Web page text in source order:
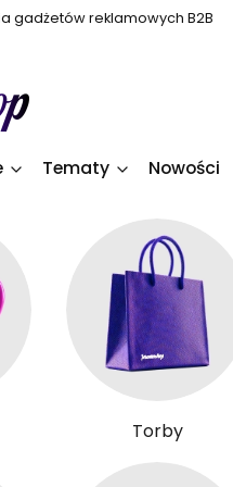
gadżetów reklamowych B2B
Tematy Nowości
Torby